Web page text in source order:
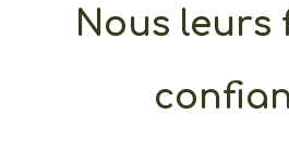
Nous leurs